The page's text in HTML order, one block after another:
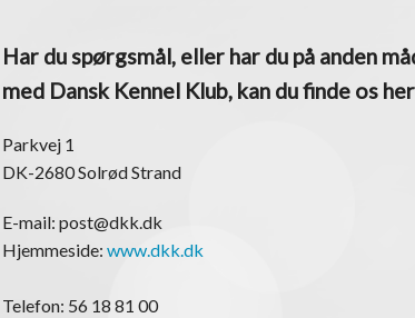
Har du spørgsmål, eller har du på anden
med Dansk Kennel Klub, kan du finde os her
Parkvej 1
DK-2680 Solrød Strand
E-mail: post@dkk.dk
Hjemmeside: www.dkk.dk
Telefon: 56 18 81 00